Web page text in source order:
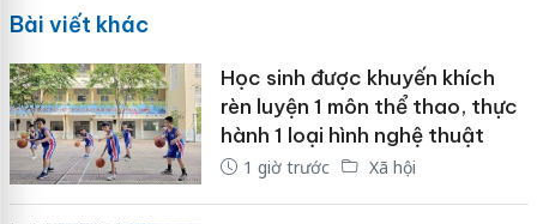
Bài viết khác
Học sinh được khuyến khích
rèn luyện 1 môn thể thao, thực
hành 1 loại hình nghệ thuật
1 giờ trước Xã hội